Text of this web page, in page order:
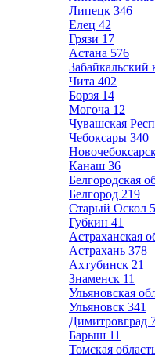
Липецк 346
Елец 42
Грязи 17
Астана 576
Забайкальский
Чита 402
Борзя 14
Могоча 12
Чувашская
Чебоксары 340
Канаш 36
Белгородская
Белгород 219
Старый Оскол
Губкин 41
Астраханская
Астрахань 378
Ахтубинск 21
Знаменск 11
Ульяновская
Ульяновск 341
Димитровград
Барыш 11
Томская